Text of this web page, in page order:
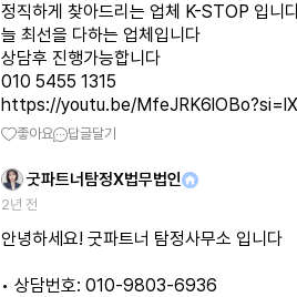
정직하게 찾아드리는 업체 K-STOP 입니
늘 최선을 다하는 업체입니다
상담후 진행가능합니다
https://youtu.be/
좋아요 답글달기
굿파트너탐정X법무법인
2년 전
안녕하세요! 굿파트너 탐정사무소 입니다
• 상담번호: 010-9803-6936